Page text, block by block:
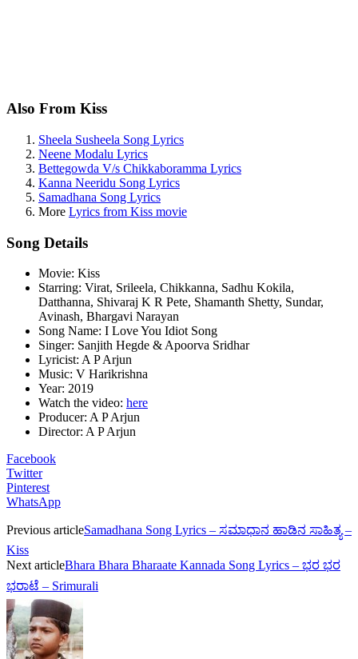
Also From Kiss
Sheela Susheela Song Lyrics
Neene Modalu Lyrics
Bettegowda V/s Chikkaboramma Lyrics
Kanna Neeridu Song Lyrics
Samadhana Song Lyrics
More Lyrics from Kiss movie
Song Details
Movie: Kiss
Starring: Virat, Srileela, Chikkanna, Sadhu Kokila,
Datthanna, Shivaraj K R Pete, Shamanth Shetty, Sundar,
Avinash, Bhargavi Narayan
Song Name: I Love You Idiot Song
Singer: Sanjith Hegde & Apoorva Sridhar
Lyricist: A P Arjun
Music: V Harikrishna
Year: 2019
Watch the video: here
Producer: A P Arjun
Director: A P Arjun
Facebook
Twitter
Pinterest
WhatsApp
Previous articleSamadhana Song Lyrics – ಸಮಾಧಾನ ಹಾಡಿನ ಸಾಹಿತ್ಯ –
Kiss
Next articleBhara Bhara Bharaate Kannada Song Lyrics – ಭರ ಭರ
ಭರಾಟೆ – Srimurali